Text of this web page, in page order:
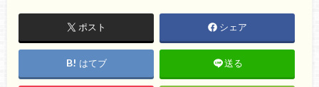
ポスト シェア
はてブ 送る